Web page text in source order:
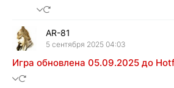
AR-81
5 сентября 2025 04:03
Игра обновлена 05.09.2025 до